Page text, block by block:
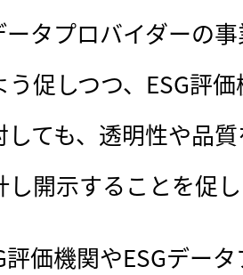
ータプロバイダーの
促しつつ、ESG評
しても、透明性や品
し開示することを促
価機関やESGデー